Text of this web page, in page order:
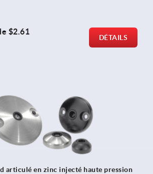
$2.61
DÉTAILS
articulé en zinc injecté haute pression